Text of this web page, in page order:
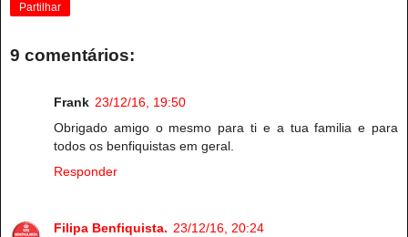
Partilhar
9 comentários:
Frank 23/12/16, 19:50
Obrigado amigo o mesmo para ti e a tua familia e para
todos os benfiquistas em geral.
Responder
Filipa Benfiquista. 23/12/16, 20:24